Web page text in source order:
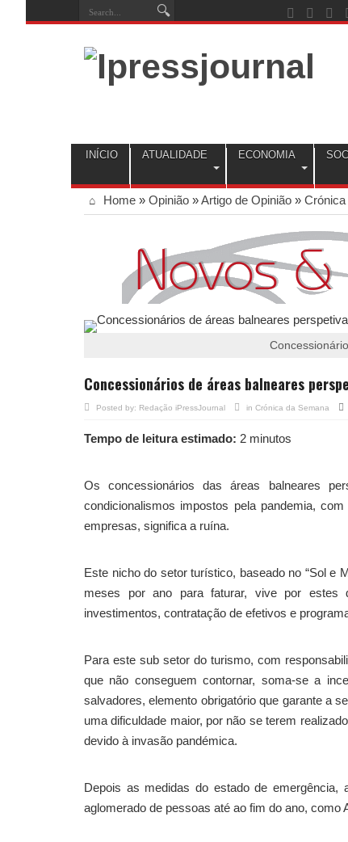
INÍCIO ATUALIDADE ECONOMIA
Home » Opinião »Artigo de Opinião »
Concessionários de áreas balneares
Posted by: Redação iPressJournal in Crónica da Semana
Tempo de leitura estimado: 2 minutos
Os concessionários das áreas balneares
condicionalismos impostos pela pandemia,
empresas, significa a ruína.
Este nicho do setor turístico, baseado no “Sol e
meses por ano para faturar, vive por estes
investimentos, contratação de efetivos e
Para este sub setor do turismo, com
que não conseguem contornar, soma-se a
salvadores, elemento obrigatório que garante a
uma dificuldade maior, por não se terem
devido à invasão pandémica.
Depois as medidas do estado de
aglomerado de pessoas até ao fim do ano, como